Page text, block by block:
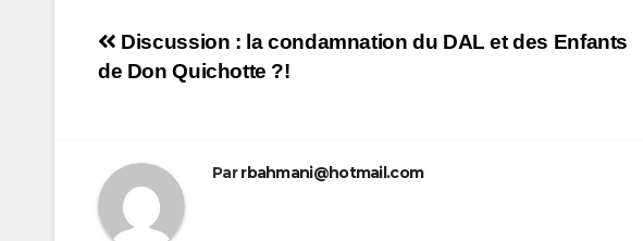
Navigation
Discussion : la condamnation du DAL et des Enfants
de Don Quichotte ?!
Parrbahmani@hotmail.com